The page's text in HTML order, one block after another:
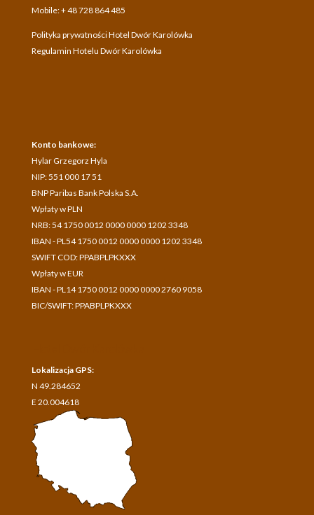
Mobile: + 48 728 864 485
Polityka prywatności Hotel Dwór Karolówka
Regulamin Hotelu Dwór Karolówka
Konto bankowe:
Hylar Grzegorz Hyla
NIP: 551 000 17 51
BNP Paribas Bank Polska S.A.
Wpłaty w PLN
NRB: 54 1750 0012 0000 0000 1202 3348
IBAN - PL54 1750 0012 0000 0000 1202 3348
SWIFT COD: PPABPLPKXXX
Wpłaty w EUR
IBAN - PL14 1750 0012 0000 0000 2760 9058
BIC/SWIFT: PPABPLPKXXX
Lokalizacja GPS:
N 49.284652
E 20.004618